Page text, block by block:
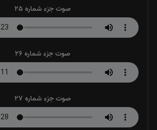
صوت جزء شماره 25
صوت جزء شماره 26
صوت جزء شماره 27